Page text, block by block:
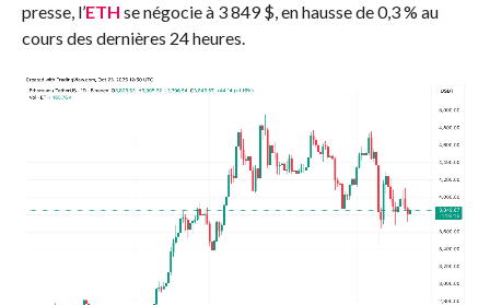
presse, l’ETH se négocie à 3 849 $, en hausse de 0,3 % au
cours des dernières 24 heures.